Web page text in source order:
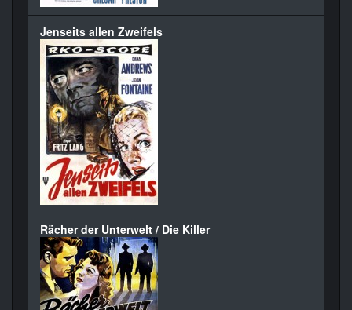
Jenseits allen Zweifels
Rächer der Unterwelt / Die Killer